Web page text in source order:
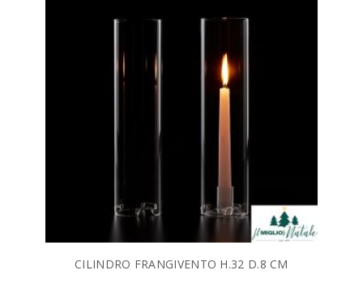
CILINDRO FRANGIVENTO H.32 D.8 CM